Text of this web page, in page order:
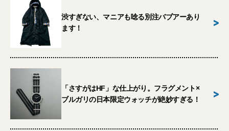
渋すぎない、マニアも唸る別注バブアーあり
ます！
>
「さすがはHF」な仕上がり。フラグメント×
ブルガリの日本限定ウォッチが絶妙すぎる！
>